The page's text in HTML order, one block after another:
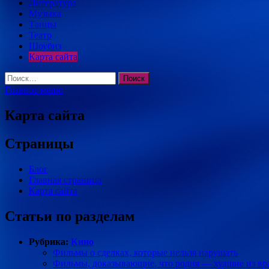
Литература
Музыка
Танцы
Театр
Шоубиз
Карта сайта
Найти:
Главное меню
Карта сайта
Страницы
Блог
Главная страница
Карта сайта
Статьи по разделам
Рубрика: Кино
Фильмы о сделках, которые нельзя нарушать
Фильмы, доказывающие, что родня — худшие из